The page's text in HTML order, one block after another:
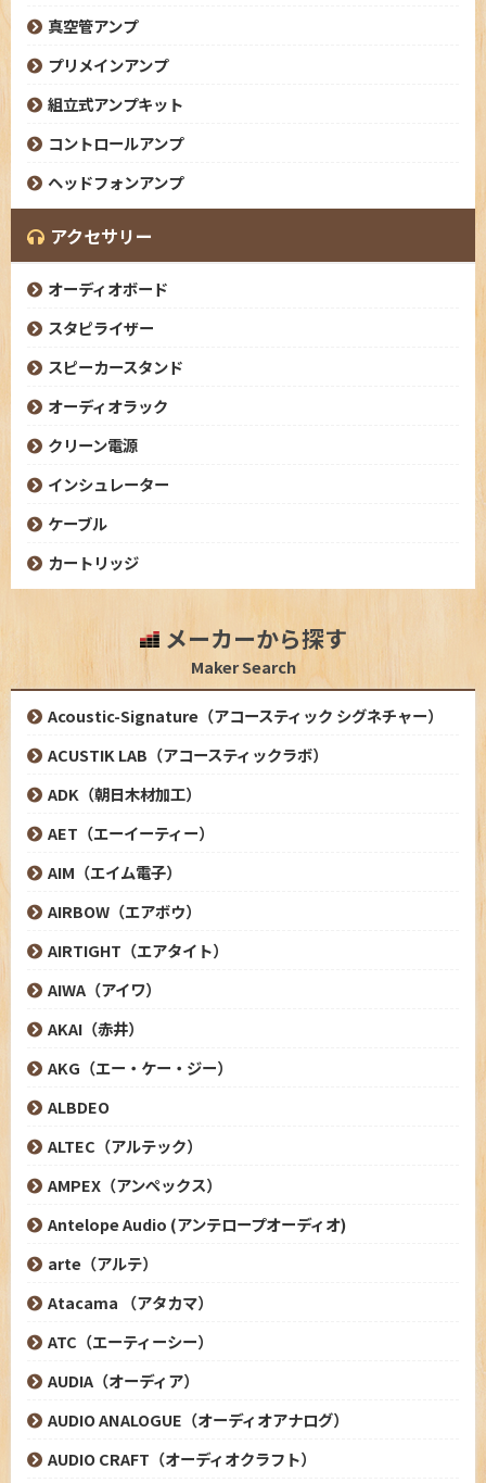
真空管アンプ
プリメインアンプ
組立式アンプキット
コントロールアンプ
ヘッドフォンアンプ
アクセサリー
オーディオボード
スタピライザー
スピーカースタンド
オーディオラック
クリーン電源
インシュレーター
ケーブル
カートリッジ
メーカーから探す
Maker Search
Acoustic-Signature（アコースティック シグネチャー）
ACUSTIK LAB（アコースティックラボ）
ADK（朝日木材加工）
AET（エーイーティー）
AIM（エイム電子）
AIRBOW（エアボウ）
AIRTIGHT（エアタイト）
AIWA（アイワ）
AKAI（赤井）
AKG（エー・ケー・ジー）
ALBDEO
ALTEC（アルテック）
AMPEX（アンペックス）
Antelope Audio (アンテロープオーディオ)
arte（アルテ）
Atacama （アタカマ）
ATC（エーティーシー）
AUDIA（オーディア）
AUDIO ANALOGUE（オーディオアナログ）
AUDIO CRAFT（オーディオクラフト）